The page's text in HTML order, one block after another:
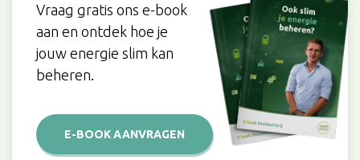
Vraag gratis ons e-book
aan en ontdek hoe je
jouw energie slim kan
beheren.
E-BOOK AANVRAGEN